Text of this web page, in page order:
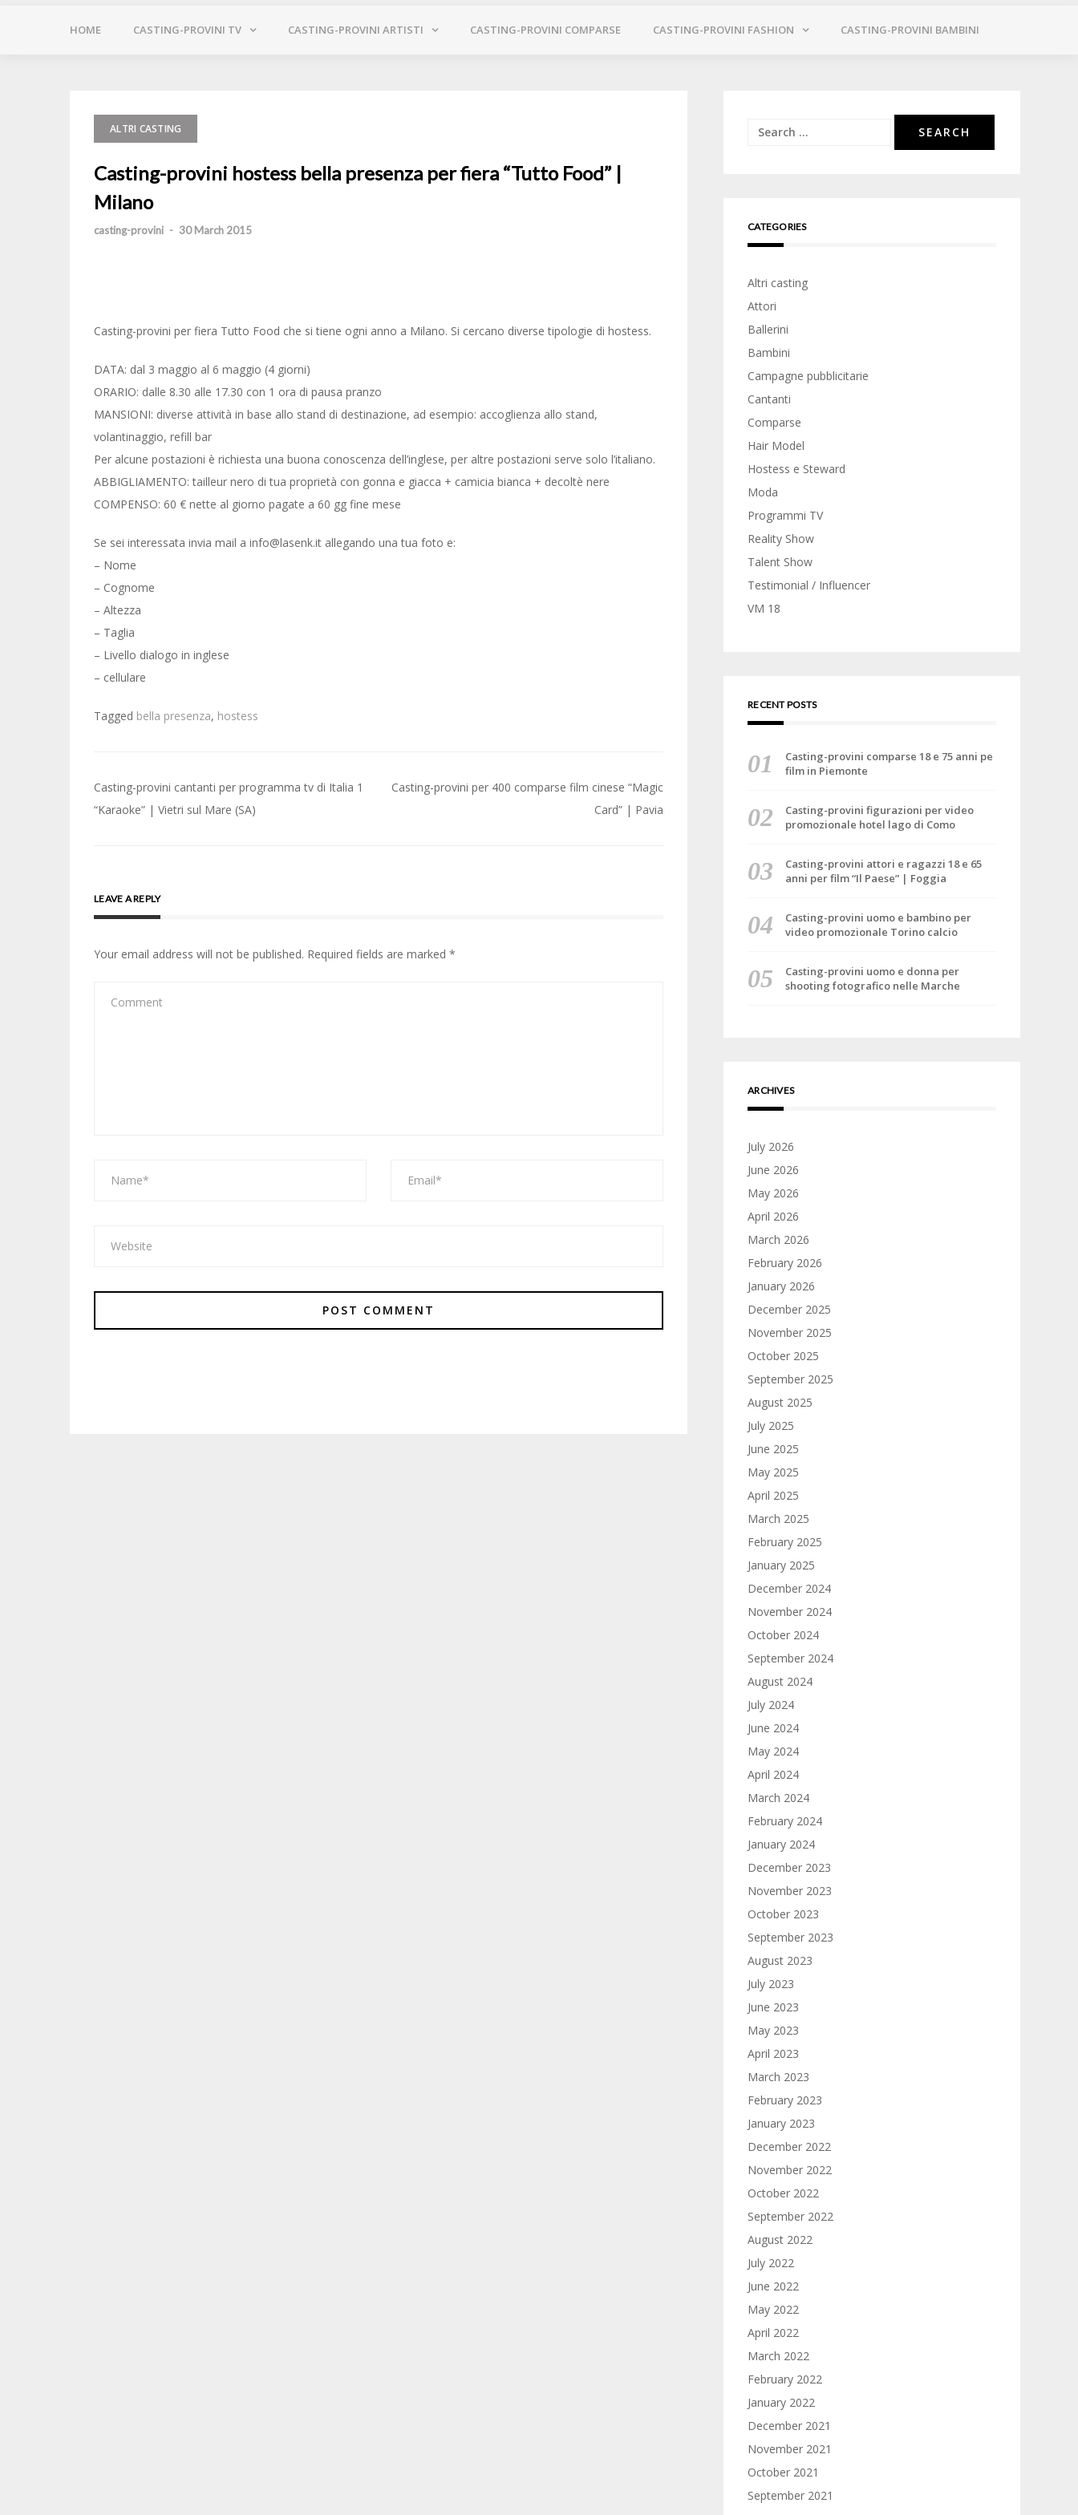
HOME CASTING-PROVINI TV CASTING-PROVINI ARTISTI CASTING-PROVINI COMPARSE CASTING-PROVINI FASHION CASTING-PROVINI BAMBINI
ALTRI CASTING
Casting-provini hostess bella presenza per fiera “Tutto Food” |
Milano
casting-provini - 30 March 2015
Casting-provini per fiera Tutto Food che si tiene ogni anno a Milano. Si cercano diverse tipologie di hostess.
DATA: dal 3 maggio al 6 maggio (4 giorni)
ORARIO: dalle 8.30 alle 17.30 con 1 ora di pausa pranzo
MANSIONI: diverse attività in base allo stand di destinazione, ad esempio: accoglienza allo stand,
volantinaggio, refill bar
Per alcune postazioni è richiesta una buona conoscenza dell’inglese, per altre postazioni serve solo l’italiano.
ABBIGLIAMENTO: tailleur nero di tua proprietà con gonna e giacca + camicia bianca + decoltè nere
COMPENSO: 60 € nette al giorno pagate a 60 gg fine mese
Se sei interessata invia mail a info@lasenk.it allegando una tua foto e:
– Nome
– Cognome
– Altezza
– Taglia
– Livello dialogo in inglese
– cellulare
Tagged bella presenza, hostess
Post
navigation
Casting-provini cantanti per programma tv di Italia 1
“Karaoke” | Vietri sul Mare (SA)
Casting-provini per 400 comparse film cinese “Magic
Card” | Pavia
LEAVE A REPLY
Your email address will not be published. Required fields are marked *
Search
CATEGORIES
Altri casting
Attori
Ballerini
Bambini
Campagne pubblicitarie
Cantanti
Comparse
Hair Model
Hostess e Steward
Moda
Programmi TV
Reality Show
Talent Show
Testimonial / Influencer
VM 18
RECENT POSTS
Casting-provini comparse 18 e 75 anni pe
film in Piemonte
Casting-provini figurazioni per video
promozionale hotel lago di Como
Casting-provini attori e ragazzi 18 e 65
anni per film “Il Paese” | Foggia
Casting-provini uomo e bambino per
video promozionale Torino calcio
Casting-provini uomo e donna per
shooting fotografico nelle Marche
ARCHIVES
July 2026
June 2026
May 2026
April 2026
March 2026
February 2026
January 2026
December 2025
November 2025
October 2025
September 2025
August 2025
July 2025
June 2025
May 2025
April 2025
March 2025
February 2025
January 2025
December 2024
November 2024
October 2024
September 2024
August 2024
July 2024
June 2024
May 2024
April 2024
March 2024
February 2024
January 2024
December 2023
November 2023
October 2023
September 2023
August 2023
July 2023
June 2023
May 2023
April 2023
March 2023
February 2023
January 2023
December 2022
November 2022
October 2022
September 2022
August 2022
July 2022
June 2022
May 2022
April 2022
March 2022
February 2022
January 2022
December 2021
November 2021
October 2021
September 2021